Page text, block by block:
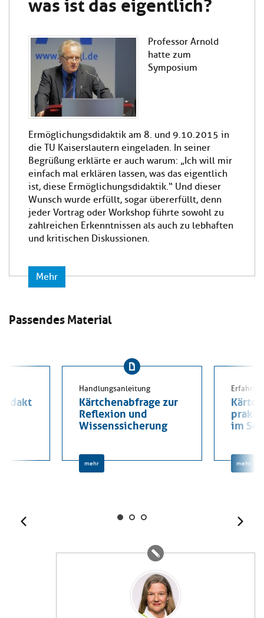
Professor Arnold
hatte zum
Symposium
Ermöglichungsdidaktik am 8. und 9.10.2015 in
die TU Kaiserslautern eingeladen. In seiner
Begrüßung erklärte er auch warum: „Ich will mir
einfach mal erklären lassen, was das eigentlich
ist, diese Ermöglichungsdidaktik.“ Und dieser
Wunsch wurde erfüllt, sogar übererfüllt, denn
jeder Vortrag oder Workshop führte sowohl zu
zahlreichen Erkenntnissen als auch zu lebhaften
und kritischen Diskussionen.
Mehr
Passendes Material
Handlungsanleitung
Kärtchenabfrage zur
Reflexion und
Wissenssicherung
mehr
im
mehr